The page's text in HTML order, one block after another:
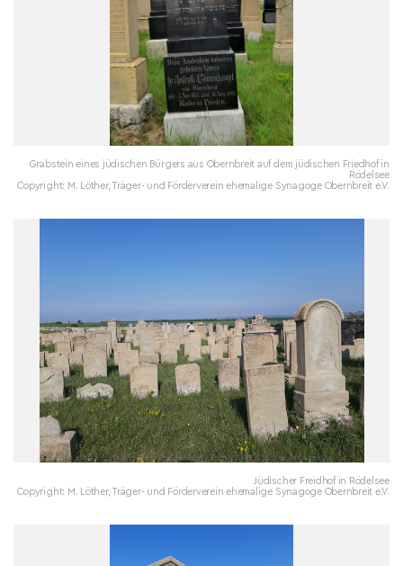
Grabstein eines jüdischen Bürgers aus Obernbreit auf dem jüdischen Friedhof in
Rödelsee
Copyright: M. Löther, Träger- und Förderverein ehemalige Synagoge Obernbreit e.V.
Jüdischer Freidhof in Rödelsee
Copyright: M. Löther, Träger- und Förderverein ehemalige Synagoge Obernbreit e.V.